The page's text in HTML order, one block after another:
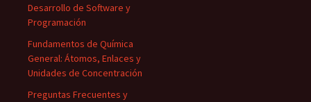
Desarrollo de Software y
Programación
Fundamentos de Química
General: Átomos, Enlaces y
Unidades de Concentración
Preguntas Frecuentes y